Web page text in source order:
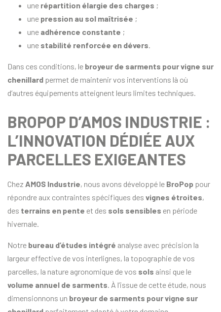
une répartition élargie des charges ;
une pression au sol maîtrisée ;
une adhérence constante ;
une stabilité renforcée en dévers
Dans ces conditions, le broyeur de sarments pour vigne sur
chenillard permet de maintenir vos interventions là où
d’autres équipements atteignent leurs limites techniques.
BROPOP D’AMOS INDUSTRIE :
L’INNOVATION DÉDIÉE AUX
PARCELLES EXIGEANTES
Chez AMOS Industrie, nous avons développé le BroPop pour
répondre aux contraintes spécifiques des vignes étroites,
des terrains en pente et des sols sensibles en période
hivernale.
Notre bureau d’études intégré analyse avec précision la
largeur effective de vos interlignes, la topographie de vos
parcelles, la nature agronomique de vos sols ainsi que le
volume annuel de sarments . À l’issue de cette étude, nous
dimensionnons un broyeur de sarments pour vigne sur